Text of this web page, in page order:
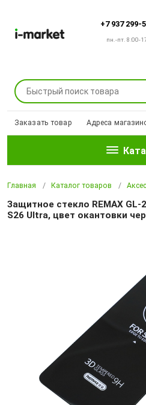
+7 937 299-
пн.-пт. 8:00-
Заказать товар Адреса
Главная Каталог товаров
Защитное стекло REMAX GL-
S26 Ultra, цвет окантовки